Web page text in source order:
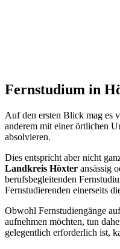
Fernstudium in
Auf den ersten Blick mag es
anderem mit einer örtlichen
absolvieren.
Dies entspricht aber nicht
Landkreis Höxter ansässig
berufsbegleitenden
Fernstudierenden einerseits
Obwohl Fernstudiengänge
aufnehmen möchten, tun
gelegentlich erforderlich ist,